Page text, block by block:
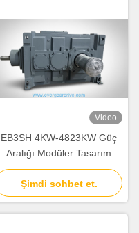
Video
EB3SH 4KW-4823KW Güç
Aralığı Modüler Tasarım
Sistemi ve Ağır Ekipmanlar
için Gürültü Azaltması ile
Helical Bevel Gearbox
Şimdi sohbet et.